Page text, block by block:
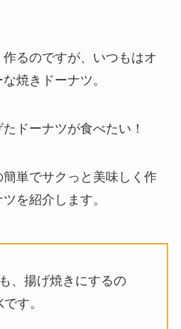
るのですが、いつもはオ
焼きドーナツ。
ドーナツが食べたい！
単でサクっと美味しく作
を紹介します。
、揚げ焼きにするの
す。